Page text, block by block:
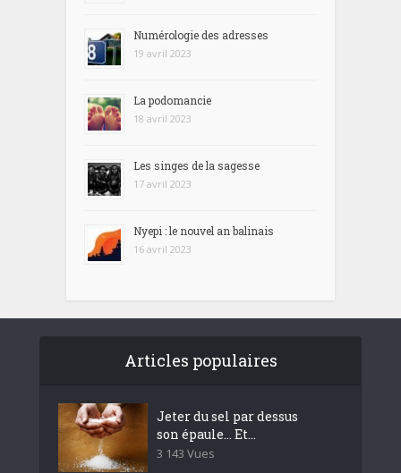
Numérologie des adresses
19 avril 2023
La podomancie
18 avril 2023
Les singes de la sagesse
17 avril 2023
Nyepi : le nouvel an balinais
16 avril 2023
Articles populaires
Jeter du sel par dessus
son épaule… Et...
3 143 Vues